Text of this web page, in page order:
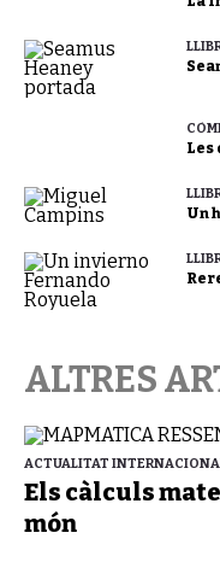
Les
Un
ALTRES
ACTUALITAT
Els càlculs
món